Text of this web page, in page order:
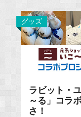
グッズ
ラビット・
～る」コラ
さ！